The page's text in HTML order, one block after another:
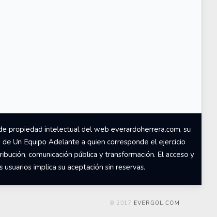
propiedad intelectual del web everardoherrera.com, su
Un Equipo Adelante a quien corresponde el ejercicio
comunicación pública y transformación. El acceso y
implica su aceptación sin reservas.
© 2017 EVERGOL.COM